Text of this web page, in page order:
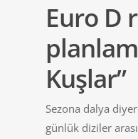
Euro D
Kuşlar”
Sezona dalya
günlük diziler